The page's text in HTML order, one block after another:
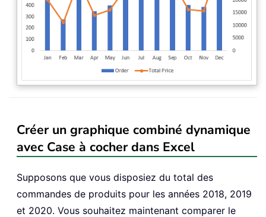
Créer un graphique combiné dynamique
avec Case à cocher dans Excel
Supposons que vous disposiez du total des
commandes de produits pour les années 2018, 2019
et 2020. Vous souhaitez maintenant comparer le